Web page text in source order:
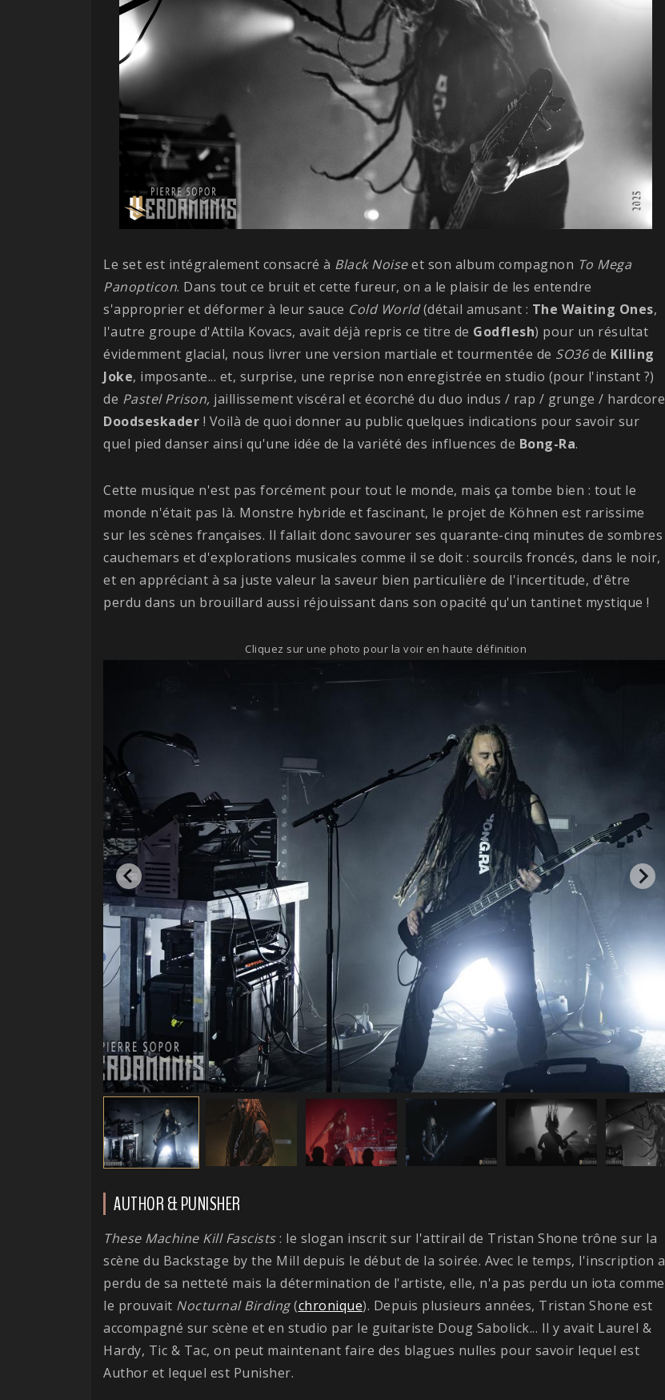
Le set est intégralement consacré à Black Noiseet son album compagnon To Mega
Panopticon. Dans tout ce bruit et cette fureur, on a le plaisir de les entendre
s'approprier et déformer à leur sauce Cold World(détail amusant : The Waiting Ones,
l'autre groupe d'Attila Kovacs, avait déjà repris ce titre de Godflesh) pour un résultat
évidemment glacial, nous livrer une version martiale et tourmentée de SO36de Killing
Joke, imposante... et, surprise, une reprise non enregistrée en studio (pour l'instant ?)
de Pastel Prison, jaillissement viscéral et écorché du duo indus / rap / grunge / hardcore
Doodseskader ! Voilà de quoi donner au public quelques indications pour savoir sur
quel pied danser ainsi qu'une idée de la variété des influences de Bong-Ra.
Cette musique n'est pas forcément pour tout le monde, mais ça tombe bien : tout le
monde n'était pas là. Monstre hybride et fascinant, le projet de Köhnen est rarissime
sur les scènes françaises. Il fallait donc savourer ses quarante-cinq minutes de sombres
cauchemars et d'explorations musicales comme il se doit : sourcils froncés, dans le noir,
et en appréciant à sa juste valeur la saveur bien particulière de l'incertitude, d'être
perdu dans un brouillard aussi réjouissant dans son opacité qu'un tantinet mystique !
Cliquez sur une photo pour la voir en haute définition
AUTHOR & PUNISHER
These Machine Kill Fascists: le slogan inscrit sur l'attirail de Tristan Shone trône sur la
scène du Backstage by the Mill depuis le début de la soirée. Avec le temps, l'inscription a
perdu de sa netteté mais la détermination de l'artiste, elle, n'a pas perdu un iota comme
le prouvait Nocturnal Birding(chronique). Depuis plusieurs années, Tristan Shone est
accompagné sur scène et en studio par le guitariste Doug Sabolick... Il y avait Laurel &
Hardy, Tic & Tac, on peut maintenant faire des blagues nulles pour savoir lequel est
Author et lequel est Punisher.